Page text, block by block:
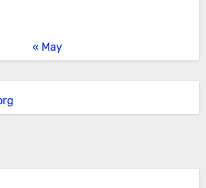
« May